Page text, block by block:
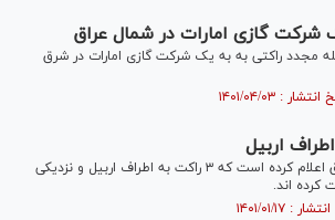
شرکت گازی امارات در شمال عراق
مجدد راکتی به به یک شرکت گازی امارات در شرق
یک منبع امنیتی در عراق اعلام کرده است که ۳ راکت به اطراف اربیل و نزدیکی
کرده اند.